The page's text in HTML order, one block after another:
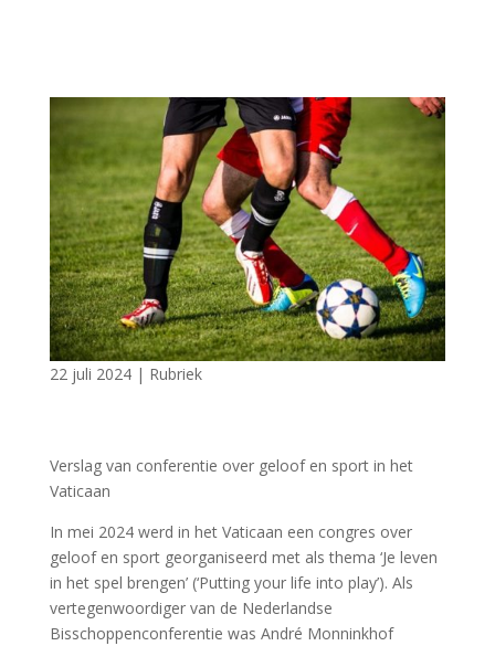
22 juli 2024| Rubriek
Verslag van conferentie over geloof en sport in het
Vaticaan
In mei 2024 werd in het Vaticaan een congres over
geloof en sport georganiseerd met als thema ‘Je leven
in het spel brengen’ (‘Putting your life into play’). Als
vertegenwoordiger van de Nederlandse
Bisschoppenconferentie was André Monninkhof